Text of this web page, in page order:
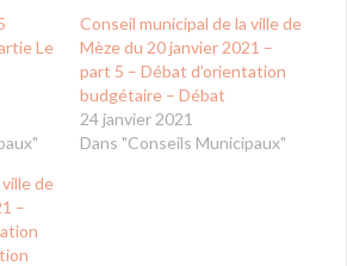
Le
Conseil municipal de la ville de
Mèze du 20 janvier 2021 –
part 5 – Débat d’orientation
budgétaire – Débat
24 janvier 2021
Dans "Conseils Municipaux"
de
–